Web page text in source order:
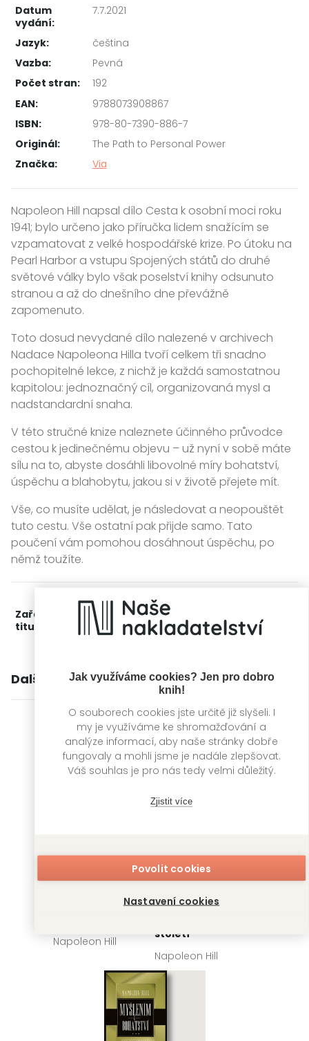
Jak využíváme cookies? Jen pro dobro
knih!
O souborech cookies jste určitě již slyšeli. I
my je využíváme ke shromažďování a
analýze informací, aby naše stránky dobře
fungovaly a mohli jsme je nadále zlepšovat.
Váš souhlas je pro nás tedy velmi důležitý.
Zjistit více
Povolit cookies
Nastavení cookies
Datum
vydání:
7.7.2021
Jazyk:
čeština
Vazba:
Pevná
Počet stran:
192
EAN:
9788073908867
ISBN:
978-80-7390-886-7
Originál:
The Path to Personal Power
Značka:
Via
Napoleon Hill napsal dílo Cesta k osobní moci roku
1941; bylo určeno jako příručka lidem snažícím se
vzpamatovat z velké hospodářské krize. Po útoku na
Pearl Harbor a vstupu Spojených států do druhé
světové války bylo však poselství knihy odsunuto
stranou a až do dnešního dne převážně
zapomenuto.
Toto dosud nevydané dílo nalezené v archivech
Nadace Napoleona Hilla tvoří celkem tři snadno
pochopitelné lekce, z nichž je každá samostatnou
kapitolou: jednoznačný cíl, organizovaná mysl a
nadstandardní snaha.
V této stručné knize naleznete účinného průvodce
cestou k jedinečnému objevu – už nyní v sobě máte
sílu na to, abyste dosáhli libovolné míry bohatství,
úspěchu a blahobytu, jakou si v životě přejete mít.
Vše, co musíte udělat, je následovat a neopouštět
tuto cestu. Vše ostatní pak přijde samo. Tato
poučení vám pomohou dosáhnout úspěchu, po
němž toužíte.
Zařažení
titulu:
Kategorie >Odborné publikace
osobnosti
Další knihy autora
Síla pozitivního
Napoleon Hill
Myšlením k
století
Napoleon Hill